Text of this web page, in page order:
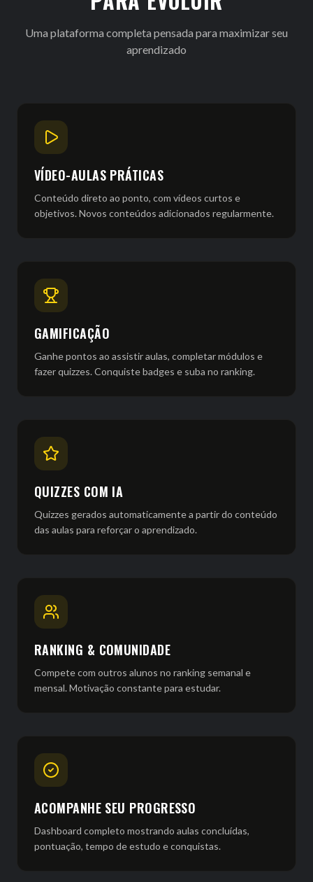
Uma plataforma completa pensada para maximizar seu
aprendizado
VÍDEO-AULAS PRÁTICAS
Conteúdo direto ao ponto, com vídeos curtos e
objetivos. Novos conteúdos adicionados regularmente.
GAMIFICAÇÃO
Ganhe pontos ao assistir aulas, completar módulos e
fazer quizzes. Conquiste badges e suba no ranking.
QUIZZES COM IA
Quizzes gerados automaticamente a partir do conteúdo
das aulas para reforçar o aprendizado.
RANKING & COMUNIDADE
Compete com outros alunos no ranking semanal e
mensal. Motivação constante para estudar.
ACOMPANHE SEU PROGRESSO
Dashboard completo mostrando aulas concluídas,
pontuação, tempo de estudo e conquistas.